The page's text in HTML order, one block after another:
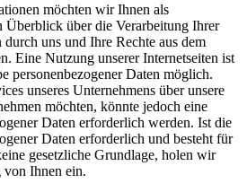
möchten wir Ihnen als
Überblick über die Verarbeitung Ihrer
durch uns und Ihre Rechte aus dem
Eine Nutzung unserer Internetseiten ist
personenbezogener Daten möglich.
unseres Unternehmens über unsere
möchten, könnte jedoch eine
Daten erforderlich werden. Ist die
Daten erforderlich und besteht für
gesetzliche Grundlage, holen wir
Ihnen ein.